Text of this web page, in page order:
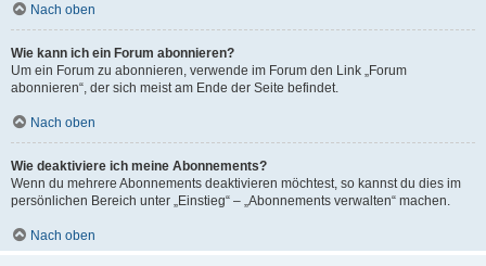
Nach oben
Wie kann ich ein Forum abonnieren?
Um ein Forum zu abonnieren, verwende im Forum den Link „Forum
abonnieren“, der sich meist am Ende der Seite befindet.
Nach oben
Wie deaktiviere ich meine Abonnements?
Wenn du mehrere Abonnements deaktivieren möchtest, so kannst du dies im
persönlichen Bereich unter „Einstieg“ – „Abonnements verwalten“ machen.
Nach oben